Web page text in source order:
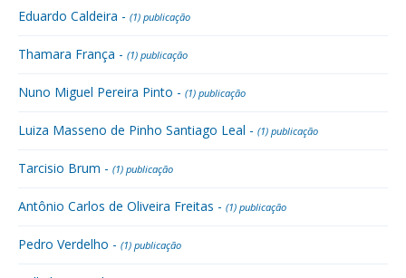
Eduardo Caldeira - (1) publicação
Thamara França - (1) publicação
Nuno Miguel Pereira Pinto - (1) publicação
Luiza Masseno de Pinho Santiago Leal - (1) publicação
Tarcisio Brum - (1) publicação
Antônio Carlos de Oliveira Freitas - (1) publicação
Pedro Verdelho - (1) publicação